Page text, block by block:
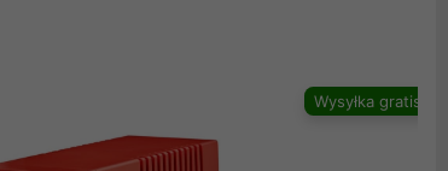
Wysyłka gratis